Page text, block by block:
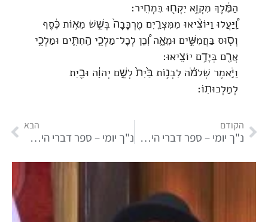
הַמֶּ֔לֶךְ מִקְוֵ֥א יִקְח֖וּ בִּמְחִֽיר׃
וַֽ֠יַּעֲלוּ וַיּוֹצִ֨יאוּ מִמִּצְרַ֤יִם מֶרְכָּבָה֙ בְּשֵׁ֣שׁ מֵא֣וֹת כֶּ֔סֶף
וְס֖וּס בַּחֲמִשִּׁ֣ים וּמֵאָ֑ה וְ֠כֵן לְכָל־מַלְכֵ֧י הַֽחִתִּ֛ים וּמַלְכֵ֥י
אֲרָ֖ם בְּיָדָ֥ם יוֹצִֽיאוּ׃
וַיֹּ֣אמֶר שְׁלֹמֹ֗ה לִבְנ֥וֹת בַּ֙יִת֙ לְשֵׁ֣ם יְהוָ֔ה וּבַ֖יִת
לְמַלְכוּתֽוֹ׃
הקודם
נ"ך יומי – ספר דברי הימים חלק ב
הבא
נ"ך יומי – ספר דברי הימים חלק ב פרק ב